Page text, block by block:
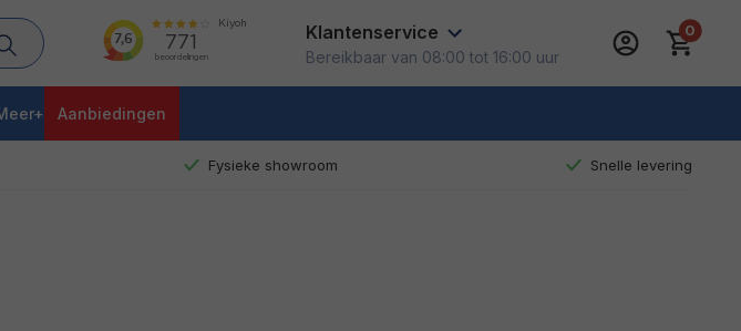
Klantenservice
Bereikbaar van 08:00 tot 16:00 uur
Aanbiedingen
Fysieke showroom Snelle levering